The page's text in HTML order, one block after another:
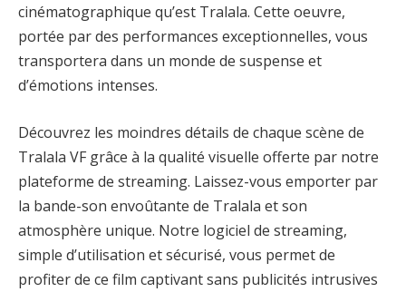
cinématographique qu’est Tralala. Cette oeuvre,
portée par des performances exceptionnelles, vous
transportera dans un monde de suspense et
d’émotions intenses.
Découvrez les moindres détails de chaque scène de
Tralala VF grâce à la qualité visuelle offerte par notre
plateforme de streaming. Laissez-vous emporter par
la bande-son envoûtante de Tralala et son
atmosphère unique. Notre logiciel de streaming,
simple d’utilisation et sécurisé, vous permet de
profiter de ce film captivant sans publicités intrusives